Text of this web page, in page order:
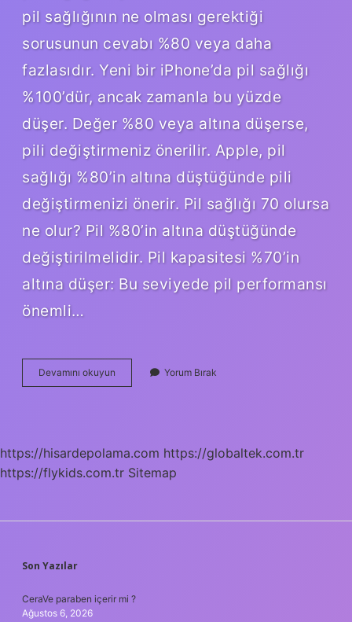
pil sağlığının ne olması gerektiği
sorusunun cevabı %80 veya daha
fazlasıdır. Yeni bir iPhone’da pil sağlığı
%100’dür, ancak zamanla bu yüzde
düşer. Değer %80 veya altına düşerse,
pili değiştirmeniz önerilir. Apple, pil
sağlığı %80’in altına düştüğünde pili
değiştirmenizi önerir. Pil sağlığı 70 olursa
ne olur? Pil %80’in altına düştüğünde
değiştirilmelidir. Pil kapasitesi %70’in
altına düşer: Bu seviyede pil performansı
önemli…
Devamını okuyun
Sağlığı
Yorum Bırak
https://hisardepolama.com https://globaltek.com.tr
https://flykids.com.tr Sitemap
SIDEBAR
Son Yazılar
CeraVe paraben içerir mi ?
Ağustos 6, 2026